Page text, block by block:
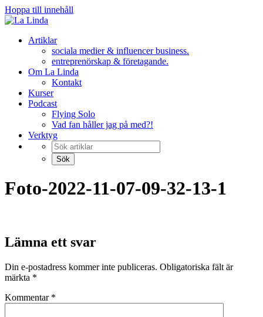
Hoppa till innehåll
Artiklar
sociala medier & influencer business.
entreprenörskap & företagande.
Om La Linda
Kontakt
Kurser
Podcast
Flying Solo
Vad fan håller jag på med?!
Verktyg
Foto-2022-11-07-09-32-13-1
Lämna ett svar
Din e-postadress kommer inte publiceras. Obligatoriska fält är
märkta *
Kommentar *